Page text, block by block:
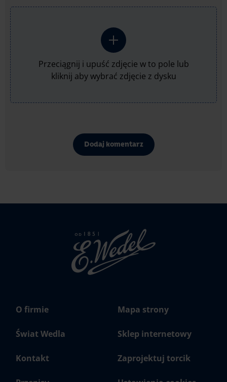
Przeciągnij i upuść zdjęcie w to pole lub
kliknij aby wybrać zdjęcie z dysku
Dodaj komentarz
Strona
głowna
Wedel.pl
O firmie
Świat Wedla
Kontakt
Mapa strony
Sklep internetowy
Zaprojektuj torcik